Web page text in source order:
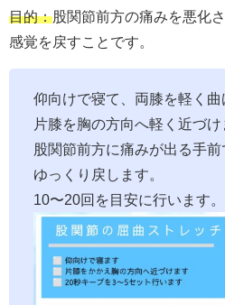
目的：股関節前方の痛みを悪化
感覚を戻すことです。
仰向けで寝て、両膝を軽く曲
片膝を胸の方向へ軽く近づけ
股関節前方に痛みが出る手前
ゆっくり戻します。
10〜20回を目安に行います。